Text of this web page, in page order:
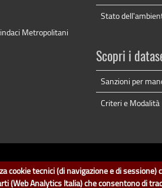
Metropolitani
Stato
Scopri i
Sanzioni per
Criteri e Modalità
Il design e la gestione sono
cookie tecnici (di navigazione e di
(Web Analytics Italia) che consentono di